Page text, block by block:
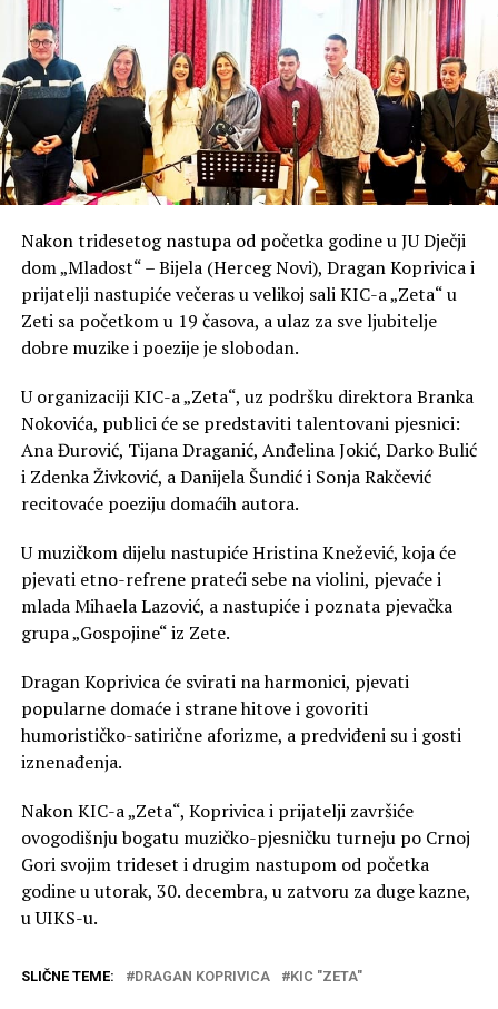
Nakon tridesetog nastupa od početka godine u JU Dječji
dom „Mladost“ – Bijela (Herceg Novi), Dragan Koprivica i
prijatelji nastupiće večeras u velikoj sali KIC-a „Zeta“ u
Zeti sa početkom u 19 časova, a ulaz za sve ljubitelje
dobre muzike i poezije je slobodan.
U organizaciji KIC-a „Zeta“, uz podršku direktora Branka
Nokovića, publici će se predstaviti talentovani pjesnici:
Ana Đurović, Tijana Draganić, Anđelina Jokić, Darko Bulić
i Zdenka Živković, a Danijela Šundić i Sonja Rakčević
recitovaće poeziju domaćih autora.
U muzičkom dijelu nastupiće Hristina Knežević, koja će
pjevati etno-refrene prateći sebe na violini, pjevaće i
mlada Mihaela Lazović, a nastupiće i poznata pjevačka
grupa „Gospojine“ iz Zete.
Dragan Koprivica će svirati na harmonici, pjevati
popularne domaće i strane hitove i govoriti
humorističko-satirične aforizme, a predviđeni su i gosti
iznenađenja.
Nakon KIC-a „Zeta“, Koprivica i prijatelji završiće
ovogodišnju bogatu muzičko-pjesničku turneju po Crnoj
Gori svojim trideset i drugim nastupom od početka
godine u utorak, 30. decembra, u zatvoru za duge kazne,
u UIKS-u.
SLIČNE TEME: DRAGAN KOPRIVICA KIC "ZETA"